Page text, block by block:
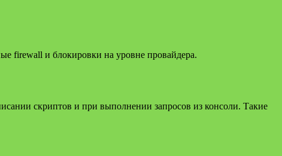
firewall и блокировки на уровне провайдера.
скриптов и при выполнении запросов из консоли. Такие